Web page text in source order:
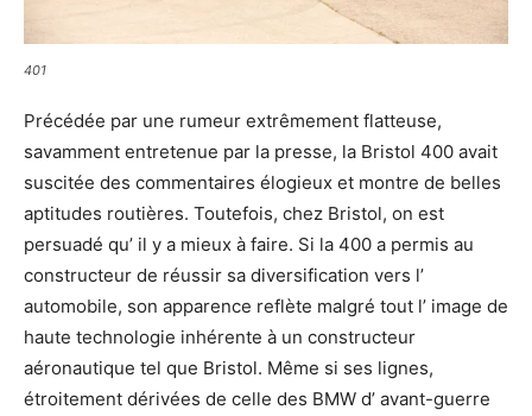
401
Précédée par une rumeur extrêmement flatteuse,
savamment entretenue par la presse, la Bristol 400 avait
suscitée des commentaires élogieux et montre de belles
aptitudes routières. Toutefois, chez Bristol, on est
persuadé qu’ il y a mieux à faire. Si la 400 a permis au
constructeur de réussir sa diversification vers l’
automobile, son apparence reflète malgré tout l’ image de
haute technologie inhérente à un constructeur
aéronautique tel que Bristol. Même si ses lignes,
étroitement dérivées de celle des BMW d’ avant-guerre